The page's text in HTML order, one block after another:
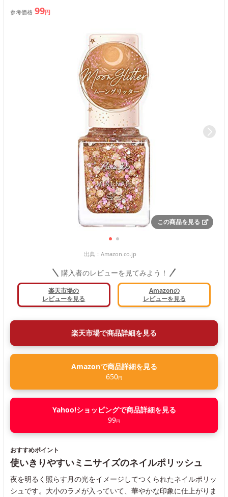
参考価格 99円
この商品を見る
出典： Amazon.co.jp
購入者のレビューを見てみよう！
楽天市場の
レビューを見る
Amazonの
レビューを見る
楽天市場で商品詳細を見る
Amazonで商品詳細を見る
650円
Yahoo!ショッピングで商品詳細を見る
99円
おすすめポイント
使いきりやすいミニサイズのネイルポリッシュ
夜を明るく照らす月の光をイメージしてつくられたネイルポリッ
シュです。大小のラメが入っていて、華やかな印象に仕上がりま